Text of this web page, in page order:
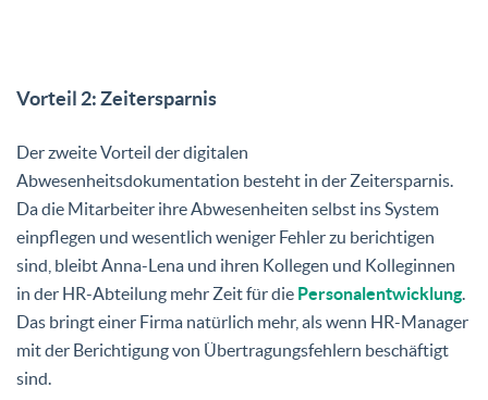
Vorteil 2: Zeitersparnis
Der zweite Vorteil der digitalen
Abwesenheitsdokumentation besteht in der Zeitersparnis.
Da die Mitarbeiter ihre Abwesenheiten selbst ins System
einpflegen und wesentlich weniger Fehler zu berichtigen
sind, bleibt Anna-Lena und ihren Kollegen und Kolleginnen
in der HR-Abteilung mehr Zeit für die Personalentwicklung.
Das bringt einer Firma natürlich mehr, als wenn HR-Manager
mit der Berichtigung von Übertragungsfehlern beschäftigt
sind.